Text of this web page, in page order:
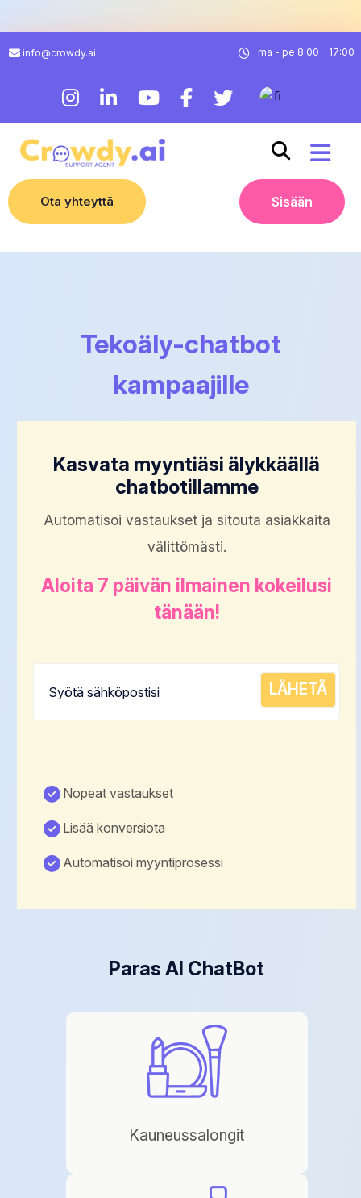
info@crowdy.ai ma - pe 8:00 - 17:00
Ota yhteyttä Sisään
Tekoäly-chatbot
kampaajille
Kasvata myyntiäsi älykkäällä
chatbotillamme
Automatisoi vastaukset ja sitouta asiakkaita
välittömästi.
Aloita 7 päivän ilmainen kokeilusi
tänään!
Nopeat vastaukset
Lisää konversiota
Automatisoi myyntiprosessi
Paras AI ChatBot
Kauneussalongit